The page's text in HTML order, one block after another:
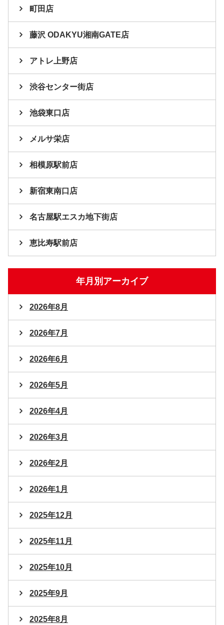
町田店
藤沢 ODAKYU湘南GATE店
アトレ上野店
渋谷センター街店
池袋東口店
メルサ栄店
相模原駅前店
新宿東南口店
名古屋駅エスカ地下街店
恵比寿駅前店
年月別アーカイブ
2026年8月
2026年7月
2026年6月
2026年5月
2026年4月
2026年3月
2026年2月
2026年1月
2025年12月
2025年11月
2025年10月
2025年9月
2025年8月